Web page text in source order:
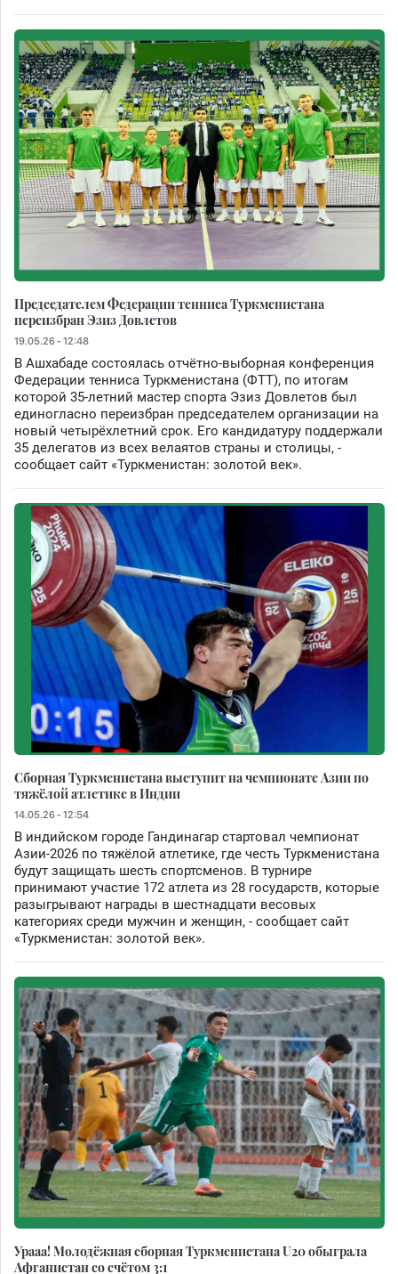
Председателем Федерации тенниса Туркменистана
переизбран Эзиз Довлетов
19.05.26 - 12:48
В Ашхабаде состоялась отчётно-выборная конференция
Федерации тенниса Туркменистана (ФТТ), по итогам
которой 35-летний мастер спорта Эзиз Довлетов был
единогласно переизбран председателем организации на
новый четырёхлетний срок. Его кандидатуру поддержали
35 делегатов из всех велаятов страны и столицы, -
сообщает сайт «Туркменистан: золотой век».
Сборная Туркменистана выступит на чемпионате Азии по
тяжёлой атлетике в Индии
14.05.26 - 12:54
В индийском городе Гандинагар стартовал чемпионат
Азии-2026 по тяжёлой атлетике, где честь Туркменистана
будут защищать шесть спортсменов. В турнире
принимают участие 172 атлета из 28 государств, которые
разыгрывают награды в шестнадцати весовых
категориях среди мужчин и женщин, - сообщает сайт
«Туркменистан: золотой век».
Урааа! Молодёжная сборная Туркменистана U20 обыграла
Афганистан со счётом 3:1